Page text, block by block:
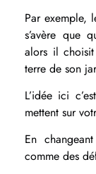
Par exemple,
s’avère que
alors il
terre de son
L’idée ici
mettent sur
En
comme des